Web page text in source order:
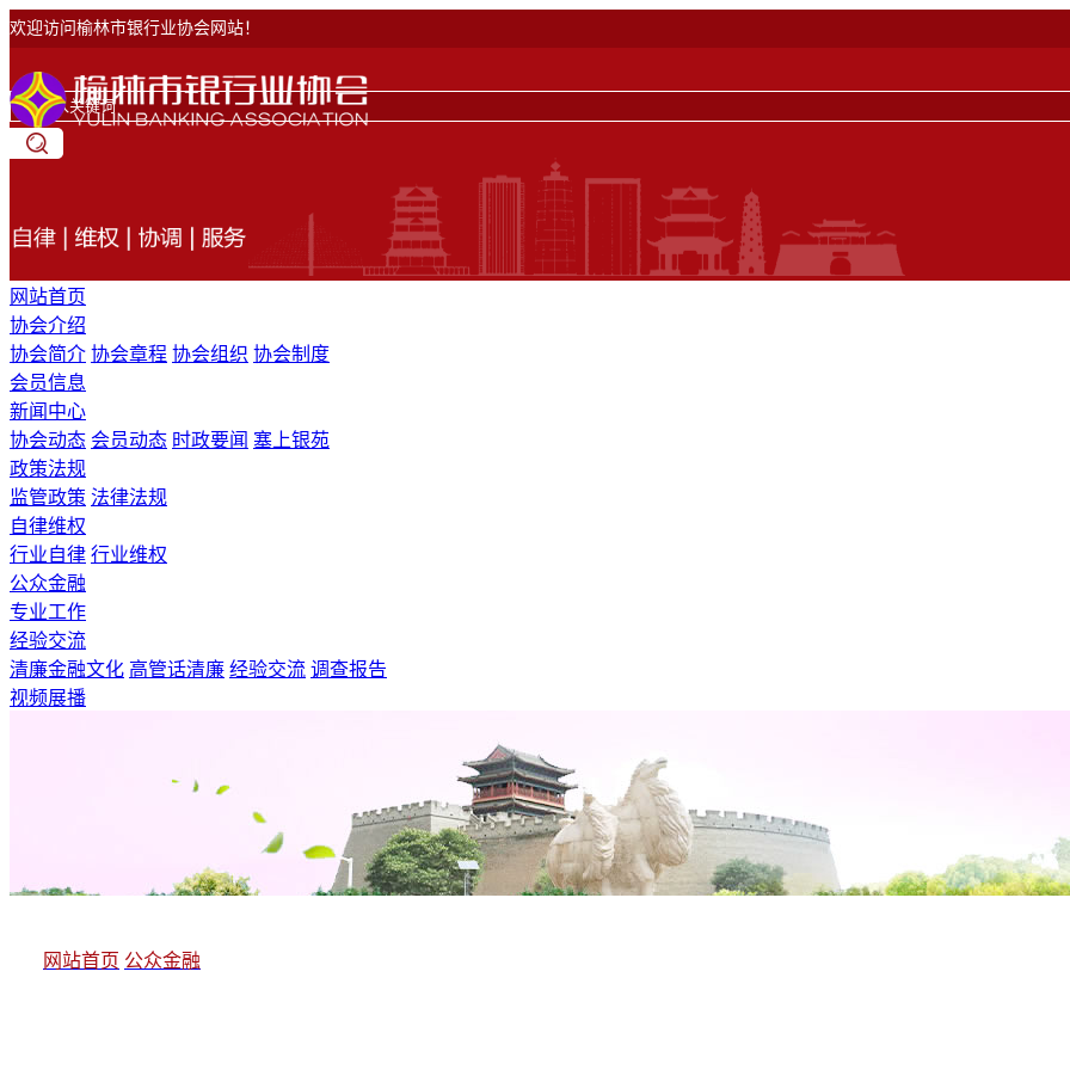
欢迎访问榆林市银行业协会网站！
网站首页
协会介绍
协会简介 协会章程 协会组织 协会制度
会员信息
新闻中心
协会动态 会员动态 时政要闻 塞上银苑
政策法规
监管政策 法律法规
自律维权
行业自律 行业维权
公众金融
专业工作
经验交流
清廉金融文化 高管话清廉 经验交流 调查报告
视频展播
网站首页 公众金融